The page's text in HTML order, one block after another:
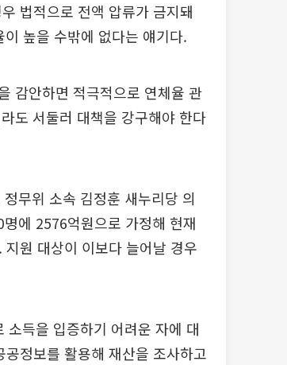
법적으로 전액 압류가 금지돼
높을 수밖에 없다는 얘기다.
감안하면 적극적으로 연체율 관
도 서둘러 대책을 강구해야 한다
무위 소속 김정훈 새누리당 의
에 2576억원으로 가정해 현재
원 대상이 이보다 늘어날 경우
소득을 입증하기 어려운 자에 대
정보를 활용해 재산을 조사하고